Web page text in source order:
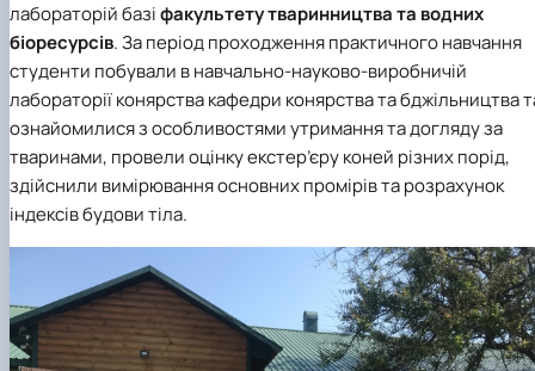
Nemishaieve Professional College
Nizhyn Agrotechnical Institute
Nizhyn Professional College
Prybrezhne Agrarian College
Rivne Professional College
Zalishchyky Professional College named after
Ye. Khraplivyi
лабораторій базіфакультету тваринництва та водних
біоресурсів. За період проходження практичного навчання
студенти побували в навчально-науково-виробничій
лабораторії конярства кафедри конярства та бджільництва
ознайомилися з особливостями утримання та догляду за
тваринами, провели оцінку екстер’єру коней різних порід,
здійснили вимірювання основних промірів та розрахунок
індексів будови тіла.